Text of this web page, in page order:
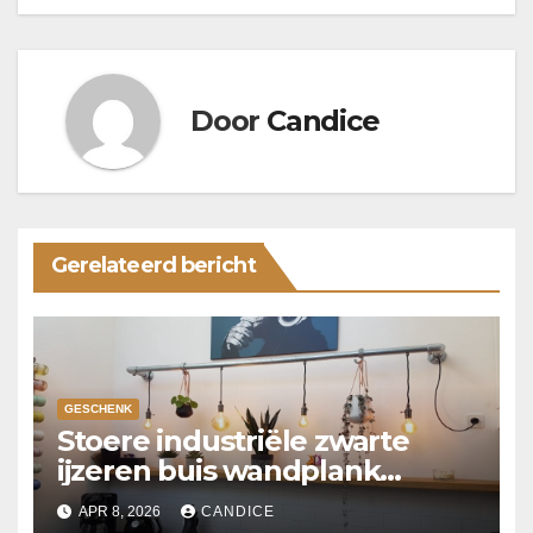
Door Candice
Gerelateerd bericht
GESCHENK
Stoere industriële zwarte
ijzeren buis wandplank
verlichting
APR 8, 2026 CANDICE